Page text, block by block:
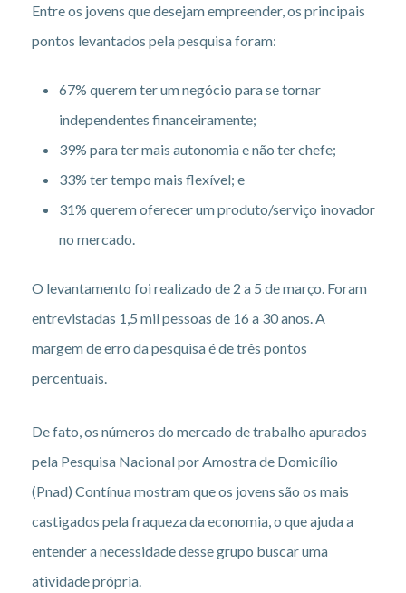
Entre os jovens que desejam empreender, os principais
pontos levantados pela pesquisa foram:
67% querem ter um negócio para se tornar
independentes financeiramente;
39% para ter mais autonomia e não ter chefe;
33% ter tempo mais flexível; e
31% querem oferecer um produto/serviço inovador
no mercado.
O levantamento foi realizado de 2 a 5 de março. Foram
entrevistadas 1,5 mil pessoas de 16 a 30 anos. A
margem de erro da pesquisa é de três pontos
percentuais.
De fato, os números do mercado de trabalho apurados
pela Pesquisa Nacional por Amostra de Domicílio
(Pnad) Contínua mostram que os jovens são os mais
castigados pela fraqueza da economia, o que ajuda a
entender a necessidade desse grupo buscar uma
atividade própria.